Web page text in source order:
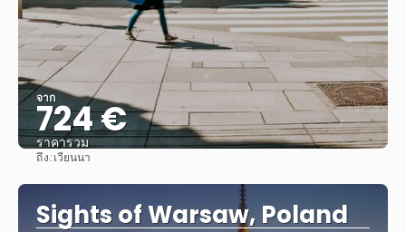
จาก
724 €
ราคารวม
ถึง:เวียนนา
Sights of Warsaw, Poland